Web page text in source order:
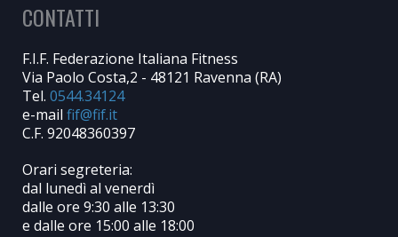
CONTATTI
F.I.F. Federazione Italiana Fitness
Via Paolo Costa,2 - 48121 Ravenna (RA)
Tel. 0544.34124
e-mail
C.F. 92048360397
Orari segreteria:
dal lunedì al venerdì
dalle ore 9:30 alle 13:30
e dalle ore 15:00 alle 18:00